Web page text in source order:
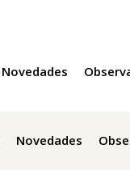
Novedades
Novedades